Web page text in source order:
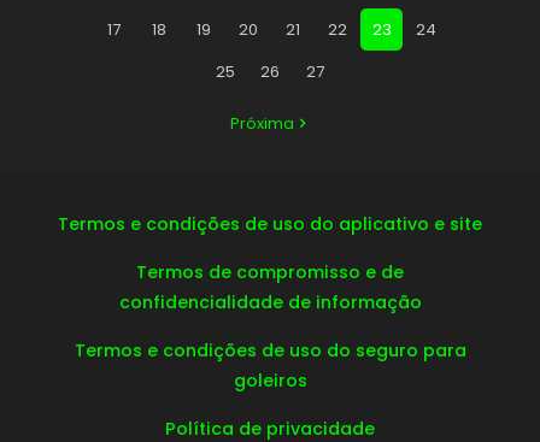
17
18 19 20 21 22 23
24
25
26 27
Próxima
Termos e condições de uso do aplicativo e site
Termos de compromisso e de
confidencialidade de informação
Termos e condições de uso do seguro para
goleiros
Política de privacidade